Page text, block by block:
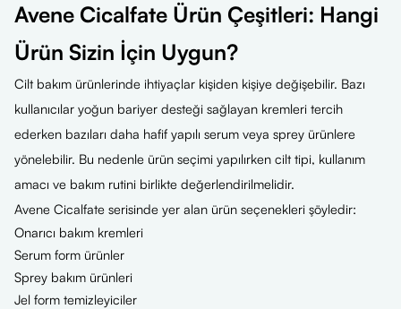
Avene Cicalfate Ürün Çeşitleri: Hangi
Ürün Sizin İçin Uygun?
Cilt bakım ürünlerinde ihtiyaçlar kişiden kişiye değişebilir. Bazı
kullanıcılar yoğun bariyer desteği sağlayan kremleri tercih
ederken bazıları daha hafif yapılı serum veya sprey ürünlere
yönelebilir. Bu nedenle ürün seçimi yapılırken cilt tipi, kullanım
amacı ve bakım rutini birlikte değerlendirilmelidir.
Avene Cicalfate serisinde yer alan ürün seçenekleri şöyledir:
Onarıcı bakım kremleri
Serum form ürünler
Sprey bakım ürünleri
Jel form temizleyiciler